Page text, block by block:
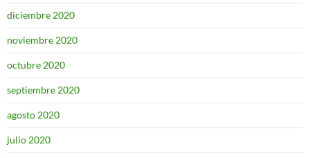
diciembre 2020
noviembre 2020
octubre 2020
septiembre 2020
agosto 2020
julio 2020